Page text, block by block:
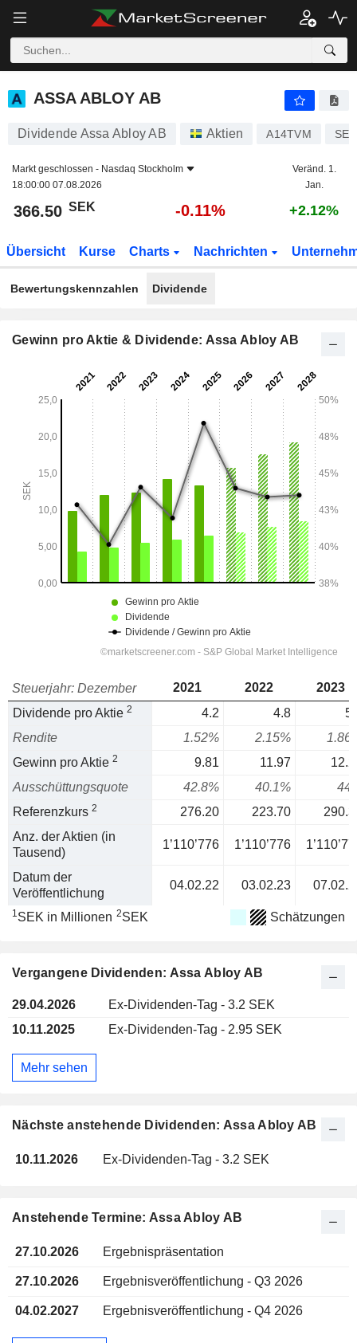
ASSA ABLOY AB
ASSA ABLOY AB
Dividende Assa Abloy AB Aktien A14TVM
Markt geschlossen - Nasdaq Stockholm
18:00:00 07.08.2026
Veränd. 1.
Jan.
366.50 SEK -0.11% +2.12%
Übersicht Kurse Charts Nachrichten
Bewertungskennzahlen Dividende
Nächste anstehende Dividenden: Assa Abloy AB
10.11.2026 Ex-Dividenden-Tag - 3.2 SEK
Gewinn pro Aktie & Dividende: Assa Abloy AB
Steuerjahr: Dezember 2021 2022
2023
Dividende pro Aktie 2 4.2 4.8
Rendite
1.52% 2.15%
Gewinn pro Aktie 2 9.81 11.97
Ausschüttungsquote
42.8% 40.1%
Referenzkurs 2 276.20 223.70
Anz. der Aktien (in
Tausend)
1’110’776 1’110’776
Datum der
Veröffentlichung
04.02.22 03.02.23
1SEK in Millionen 2SEK Schätzungen
Vergangene Dividenden: Assa Abloy AB
29.04.2026
Ex-Dividenden-Tag - 3.2 SEK
10.11.2025
Ex-Dividenden-Tag - 2.95 SEK
Mehr sehen
Anstehende Termine: Assa Abloy AB
27.10.2026 Ergebnispräsentation
27.10.2026 Ergebnisveröffentlichung - Q3 2026
04.02.2027 Ergebnisveröffentlichung - Q4 2026